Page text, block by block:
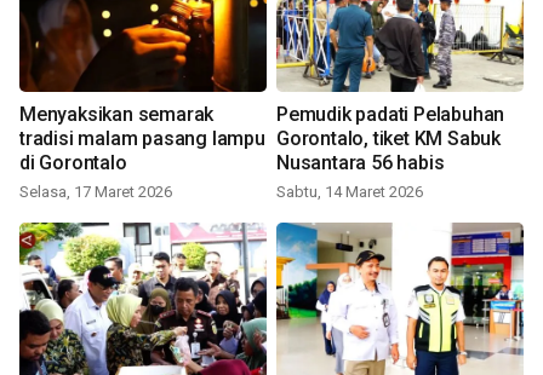
Menyaksikan semarak
tradisi malam pasang lampu
di Gorontalo
Selasa, 17 Maret 2026
Pemudik padati Pelabuhan
Gorontalo, tiket KM Sabuk
Nusantara 56 habis
Sabtu, 14 Maret 2026